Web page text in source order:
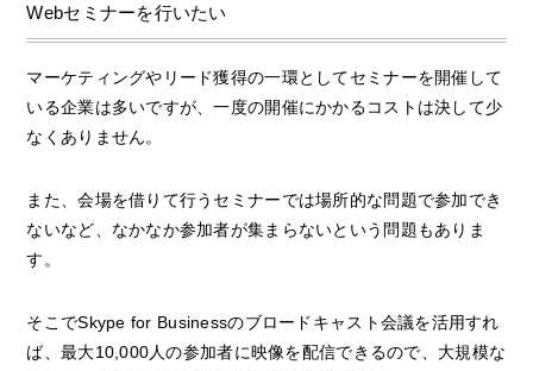
Webセミナーを行いたい
マーケティングやリード獲得の一環としてセミナーを開催して
いる企業は多いですが、一度の開催にかかるコストは決して少
なくありません。
また、会場を借りて行うセミナーでは場所的な問題で参加でき
ないなど、なかなか参加者が集まらないという問題もありま
す。
そこでSkype for Businessのブロードキャスト会議を活用すれ
ば、最大10,000人の参加者に映像を配信できるので、大規模な